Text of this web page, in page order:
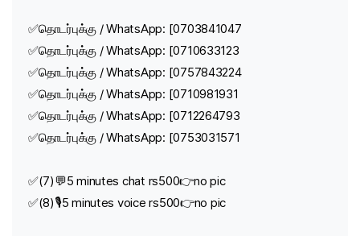
✅தொடர்புக்கு / WhatsApp: [0703841047
✅தொடர்புக்கு / WhatsApp: [0710633123
✅தொடர்புக்கு / WhatsApp: [0757843224
✅தொடர்புக்கு / WhatsApp: [0710981931
✅தொடர்புக்கு / WhatsApp: [0712264793
✅தொடர்புக்கு / WhatsApp: [0753031571
✅(7)💬5 minutes chat rs500👉no pic
✅(8)🎙️5 minutes voice rs500👉no pic